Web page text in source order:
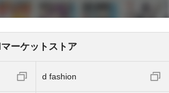
ーケットストア
d fashion